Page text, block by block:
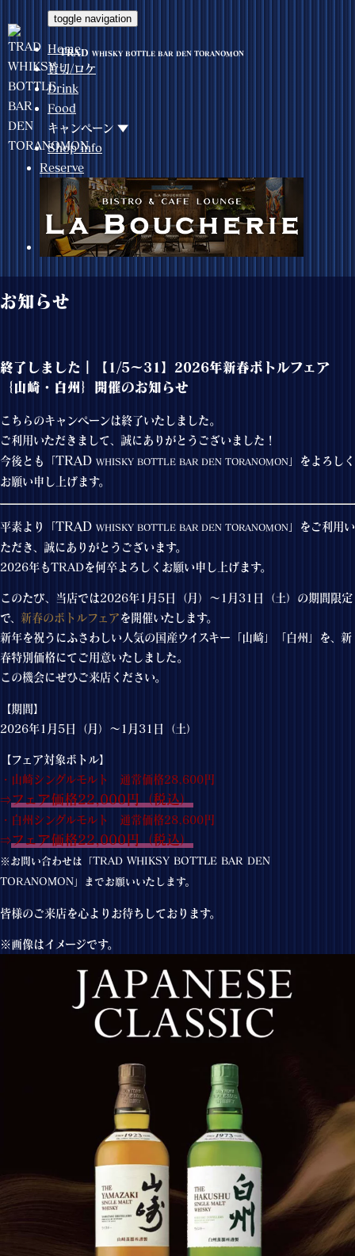
TRAD WHISKY BOTTLE BAR DEN TORANOMON
toggle navigation
Home
貸切/ロケ
Drink
Food
キャンペーン ▼
Shop info
Reserve
お知らせ
終了しました｜【1/5～31】2026年新春ボトルフェア
｛山崎・白州｝開催のお知らせ
こちらのキャンペーンは終了いたしました。
ご利用いただきまして、誠にありがとうございました！
今後とも「TRAD WHISKY BOTTLE BAR DEN TORANOMON 」をよろしく
お願い申し上げます。
平素より「TRAD WHISKY BOTTLE BAR DEN TORANOMON 」をご利用い
ただき、誠にありがとうございます。
2026年もTRADを何卒よろしくお願い申し上げます。
このたび、当店では2026年1月5日（月）～1月31日（土）の期間限定
で、 新春のボトルフェアを開催いたします。
新年を祝うにふさわしい人気の国産ウイスキー「山崎」「白州」を、新
春特別価格にてご用意いたしました。
この機会にぜひご来店ください。
【期間】
2026年1月5日（月）～1月31日（土）
【フェア対象ボトル】
・山崎シングルモルト 通常価格28,600円
⇒フェア価格22,000円（税込）
・白州シングルモルト 通常価格28,600円
⇒フェア価格22,000円（税込）
※お問い合わせは「TRAD WHIKSY BOTTLE BAR DEN
TORANOMON」までお願いいたします。
皆様のご来店を心よりお待ちしております。
※画像はイメージです。